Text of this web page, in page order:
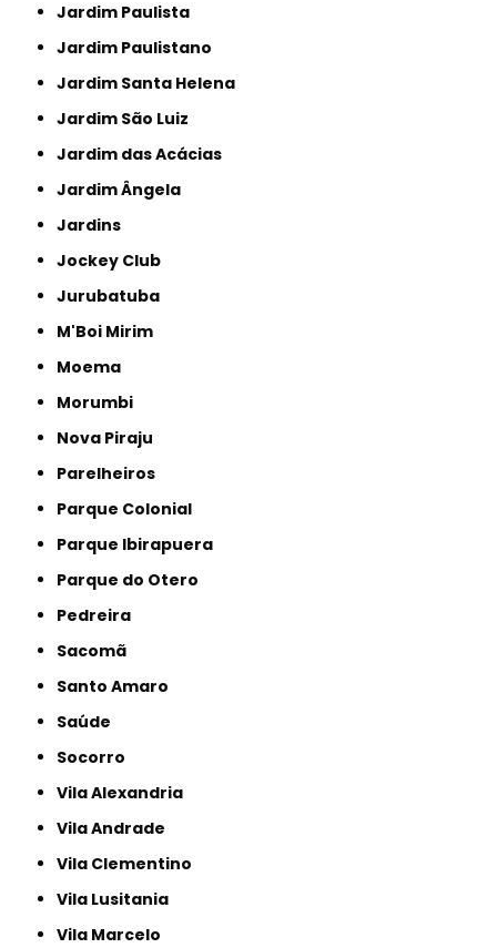
Jardim Paulista
Jardim Paulistano
Jardim Santa Helena
Jardim São Luiz
Jardim das Acácias
Jardim Ângela
Jardins
Jockey Club
Jurubatuba
M'Boi Mirim
Moema
Morumbi
Nova Piraju
Parelheiros
Parque Colonial
Parque Ibirapuera
Parque do Otero
Pedreira
Sacomã
Santo Amaro
Saúde
Socorro
Vila Alexandria
Vila Andrade
Vila Clementino
Vila Lusitania
Vila Marcelo